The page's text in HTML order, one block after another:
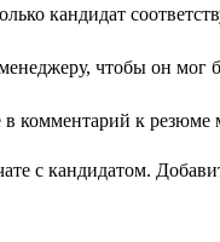
кандидат
чтобы он мог
комментарий к